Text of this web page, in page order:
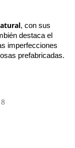
, con sus
destaca el
imperfecciones
prefabricadas.